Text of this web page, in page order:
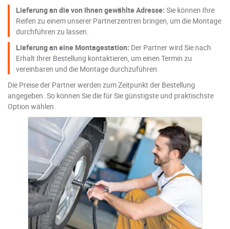
Lieferung an die von Ihnen gewählte Adresse: Sie können Ihre
Reifen zu einem unserer Partnerzentren bringen, um die Montage
durchführen zu lassen.
Lieferung an eine Montagestation: Der Partner wird Sie nach
Erhalt Ihrer Bestellung kontaktieren, um einen Termin zu
vereinbaren und die Montage durchzuführen.
Die Preise der Partner werden zum Zeitpunkt der Bestellung
angegeben. So können Sie die für Sie günstigste und praktischste
Option wählen.